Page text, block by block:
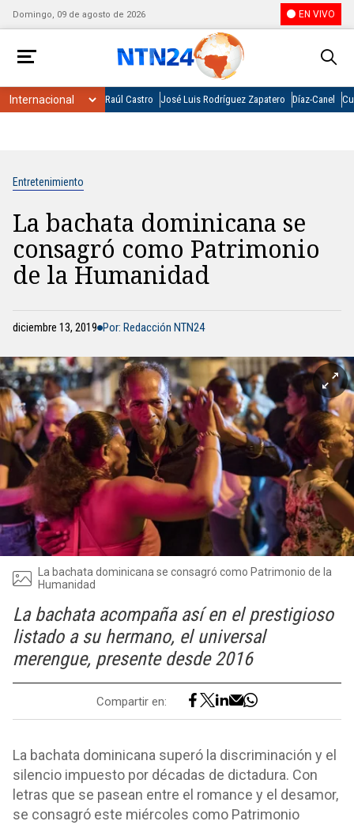
Domingo, 09 de agosto de 2026 EN VIVO
Raúl Castro José Luis Rodríguez Zapatero Díaz-Canel
Entretenimiento
La bachata dominicana se
consagró como Patrimonio
de la Humanidad
diciembre 13, 2019 Por: Redacción NTN24
La bachata dominicana se consagró como Patrimonio de la
Humanidad
La bachata acompaña así en el prestigioso
listado a su hermano, el universal
merengue, presente desde 2016
Compartir en:
La bachata dominicana superó la discriminación y el
silencio impuesto por décadas de dictadura. Con
letras que se pasean entre el romance y el desamor,
se consagró este miércoles como Patrimonio